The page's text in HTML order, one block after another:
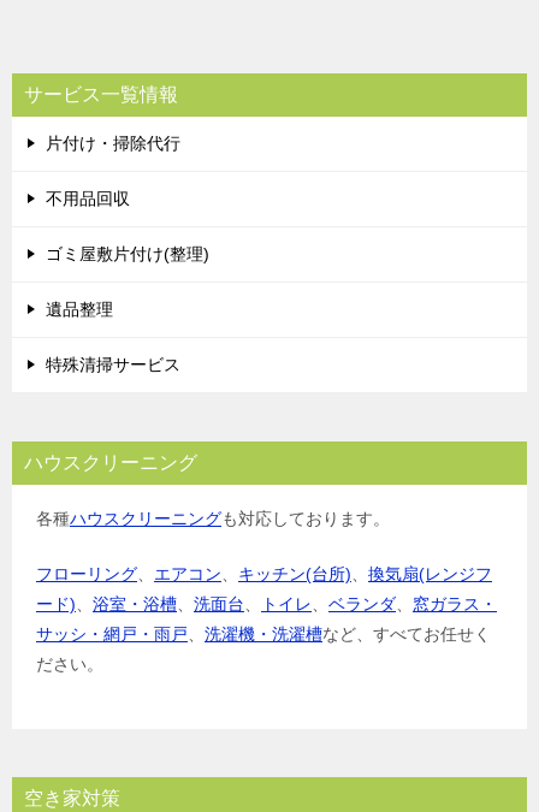
ビ
ゲ
ー
シ
サービス一覧情報
片付け・掃除代行
不用品回収
ゴミ屋敷片付け(整理)
遺品整理
特殊清掃サービス
ハウスクリーニング
各種ハウスクリーニングも対応しております。
フローリング、 エアコン、 キッチン(台所)、 換気扇(レンジフ
ード)、 浴室・浴槽、 洗面台、 トイレ、 ベランダ、 窓ガラス・
サッシ・網戸・雨戸、 洗濯機・洗濯槽など、すべてお任せく
ださい。
空き家対策